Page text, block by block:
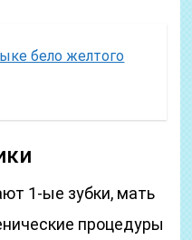
бело желтого
1-ые зубки, мать
процедуры